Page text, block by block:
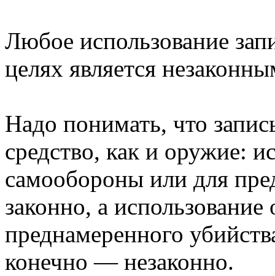
Любое использование
целях является
Надо понимать, что
средство, как и оружие:
самообороны или для
законно, а
преднамеренного
конечно — незаконно.